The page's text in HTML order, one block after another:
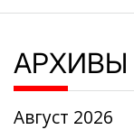
АРХИВЫ
Август 2026